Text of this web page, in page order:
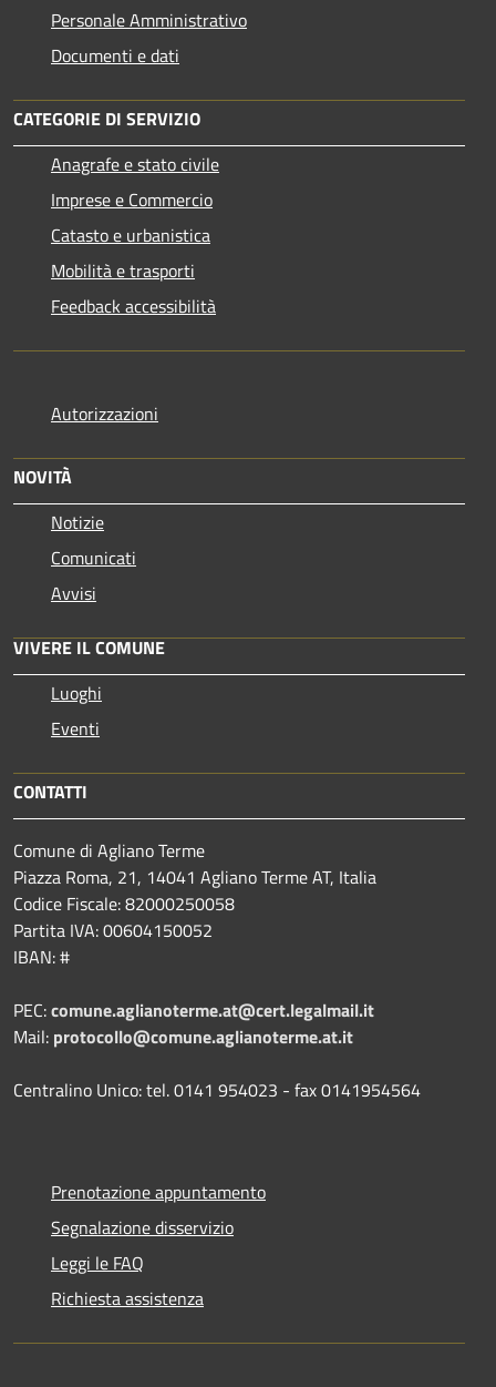
Personale Amministrativo
Documenti e dati
CATEGORIE DI SERVIZIO
Anagrafe e stato civile
Imprese e Commercio
Catasto e urbanistica
Mobilità e trasporti
Feedback accessibilità
Autorizzazioni
NOVITÀ
Notizie
Comunicati
Avvisi
VIVERE IL COMUNE
Luoghi
Eventi
CONTATTI
Comune di Agliano Terme
Piazza Roma, 21, 14041 Agliano Terme AT, Italia
Codice Fiscale: 82000250058
Partita IVA: 00604150052
IBAN: #
PEC:comune.aglianoterme.at@cert.legalmail.it
Mail: protocollo@comune.aglianoterme.at.it
Centralino Unico: tel. 0141 954023 - fax 0141954564
Prenotazione appuntamento
Segnalazione disservizio
Leggi le FAQ
Richiesta assistenza